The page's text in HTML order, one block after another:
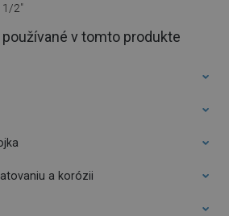
1/2"
v tomto produkte
a korózii